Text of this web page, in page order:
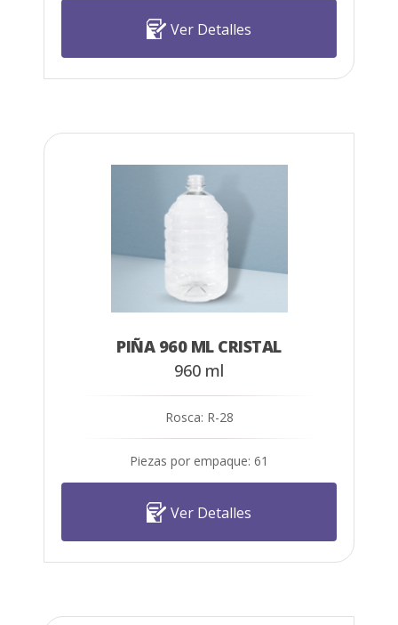
Ver Detalles
PIÑA 960 ML CRISTAL
960 ml
Rosca: R-28
Piezas por empaque: 61
Ver Detalles